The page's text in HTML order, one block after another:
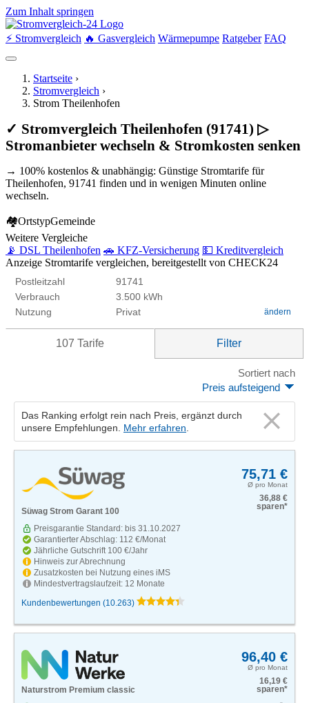
Zum Inhalt springen
⚡ Stromvergleich 🔥 Gasvergleich Wärmepumpe Ratgeber FAQ
Startseite ›
Stromvergleich ›
Strom Theilenhofen
✓ Stromvergleich Theilenhofen (91741) ▷
Stromanbieter wechseln & Stromkosten senken
→ 100% kostenlos & unabhängig: Günstige Stromtarife für
Theilenhofen, 91741 finden und in wenigen Minuten online
wechseln.
🏘OrtstypGemeinde
Weitere Vergleiche
📡 DSL Theilenhofen 🚗 KFZ-Versicherung 💵 Kreditvergleich
Anzeige Stromtarife vergleichen, bereitgestellt von CHECK24